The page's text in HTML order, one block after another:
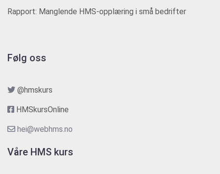
Rapport: Manglende HMS-opplæring i små bedrifter
Følg oss
@hmskurs
HMSkursOnline
hei@webhms.no
Våre HMS kurs